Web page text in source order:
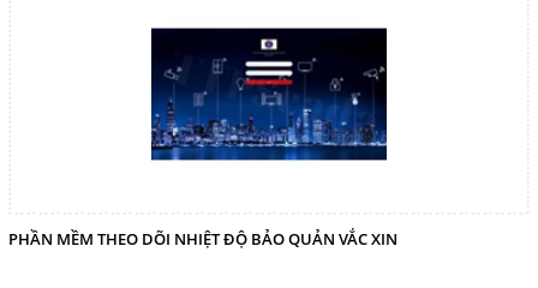
PHẦN MỀM THEO DÕI NHIỆT ĐỘ BẢO QUẢN VẮC XIN